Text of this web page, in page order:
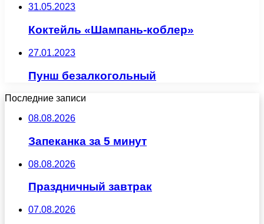
31.05.2023
Коктейль «Шампань-коблер»
27.01.2023
Пунш безалкогольный
Последние записи
08.08.2026
Запеканка за 5 минут
08.08.2026
Праздничный завтрак
07.08.2026